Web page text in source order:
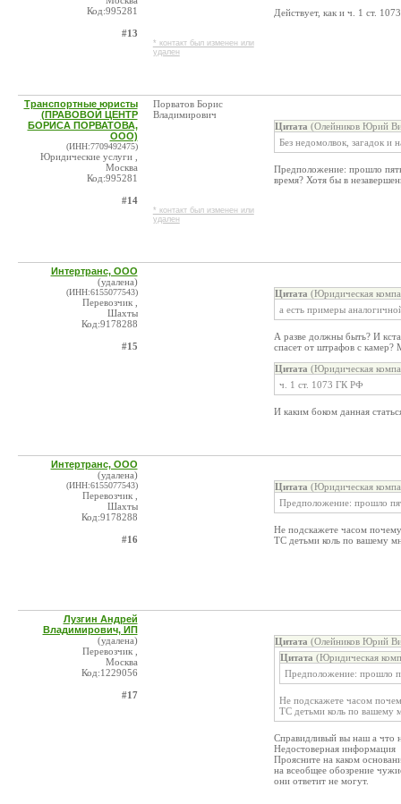
Код:995281
#13
* контакт был изменен или
удален
Действует, как и ч. 1 ст.
Транспортные юристы
(ПРАВОВОЙ ЦЕНТР
БОРИСА ПОРВАТОВА,
ООО)
(ИНН:7709492475)
Юридические услуги ,
Москва
Код:995281
#14
Порватов Борис
Владимирович
* контакт был изменен или
удален
Цитата (Олейников Юрий
Без недомолвок, загадок и
Предположение: прошло
время? Хотя бы в
Интертранс, ООО
(удалена)
(ИНН:6155077543)
Перевозчик ,
Шахты
Код:9178288
#15
Цитата (Юридическая
а есть примеры
А разве должны быть? И
спасет от штрафов с
Цитата (Юридическая
ч. 1 ст. 1073 ГК РФ
И каким боком данная
Интертранс, ООО
(удалена)
(ИНН:6155077543)
Перевозчик ,
Шахты
Код:9178288
#16
Цитата (Юридическая
Предположение: прошло
Не подскажете часом
ТС детьми коль по вашему
Лузгин Андрей
Владимирович, ИП
(удалена)
Перевозчик ,
Москва
Код:1229056
#17
Цитата (Олейников Юрий
Цитата (Юридическая
Предположение: прошло
Не подскажете часом
ТС детьми коль по вашему
Справидливый вы наш а что
Недостоверная информация
Проясните на каком
на всеобщее обозрение
они ответит не могут.